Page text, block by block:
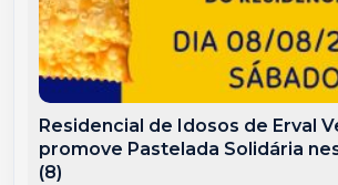
Residencial de Idosos de Erval
promove Pastelada Solidária
(8)